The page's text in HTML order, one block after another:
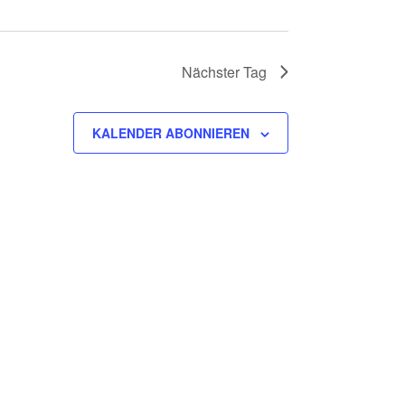
Nächster Tag
KALENDER ABONNIEREN